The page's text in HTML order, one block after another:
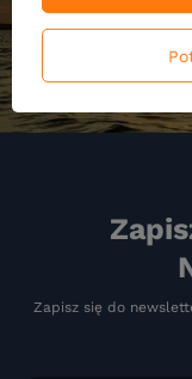
Zapisz się do